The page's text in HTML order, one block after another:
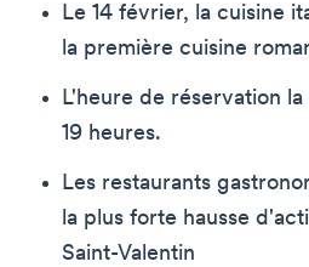
Le 14 février, la cuisine
la première cuisine
L'heure de réservation
19 heures.
Les restaurants
la plus forte hausse
Saint-Valentin